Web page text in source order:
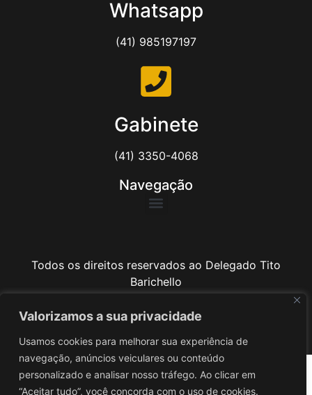
Valorizamos a sua privacidade
Usamos cookies para melhorar sua experiência de
navegação, anúncios veiculares ou conteúdo
personalizado e analisar nosso tráfego. Ao clicar em
“Aceitar tudo”, você concorda com o uso de cookies.
Whatsapp
(41) 985197197
Gabinete
(41) 3350-4068
Navegação
Todos os direitos reservados ao Delegado Tito
Barichello
Desenvolvido poriv3